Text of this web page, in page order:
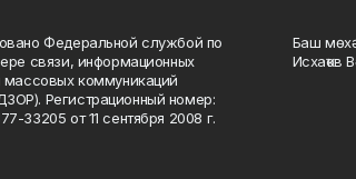
Федеральной службой по
связи, информационных
массовых коммуникаций
Регистрационный номер:
33205 от 11 сентября 2008 г.
Баш
Исхаҡов